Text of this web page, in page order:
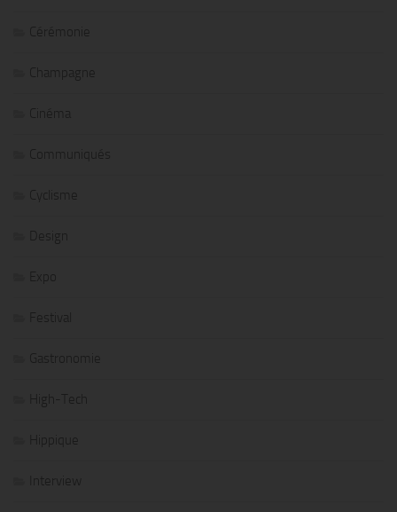
Cérémonie
Champagne
Cinéma
Communiqués
Cyclisme
Design
Expo
Festival
Gastronomie
High-Tech
Hippique
Interview